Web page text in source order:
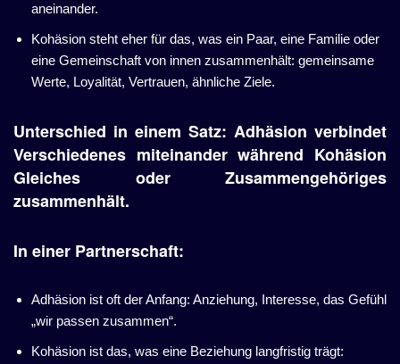
aneinander.
Kohäsion steht eher für das, was ein Paar, eine Familie oder
eine Gemeinschaft von innen zusammenhält: gemeinsame
Werte, Loyalität, Vertrauen, ähnliche Ziele.
Unterschied in einem Satz: Adhäsion verbindet
Verschiedenes miteinander während Kohäsion
Gleiches oder Zusammengehöriges
zusammenhält.
In einer Partnerschaft:
Adhäsion ist oft der Anfang: Anziehung, Interesse, das Gefühl
„wir passen zusammen“.
Kohäsion ist das, was eine Beziehung langfristig trägt: